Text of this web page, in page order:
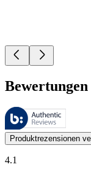
Bewertungen
Diese Bewertungen
Kundenmeinungen in
Produktrezensionen
4.1